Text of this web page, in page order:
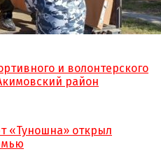
и волонтерского
район
«Туношна» открыл